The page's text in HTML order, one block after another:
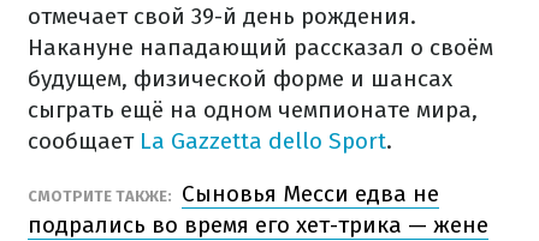
отмечает свой 39-й день рождения.
Накануне нападающий рассказал о своём
будущем, физической форме и шансах
сыграть ещё на одном чемпионате мира,
сообщает La Gazzetta dello Sport.
СМОТРИТЕ ТАКЖЕ:
Сыновья Месси едва не
подрались во время его хет-трика — жене